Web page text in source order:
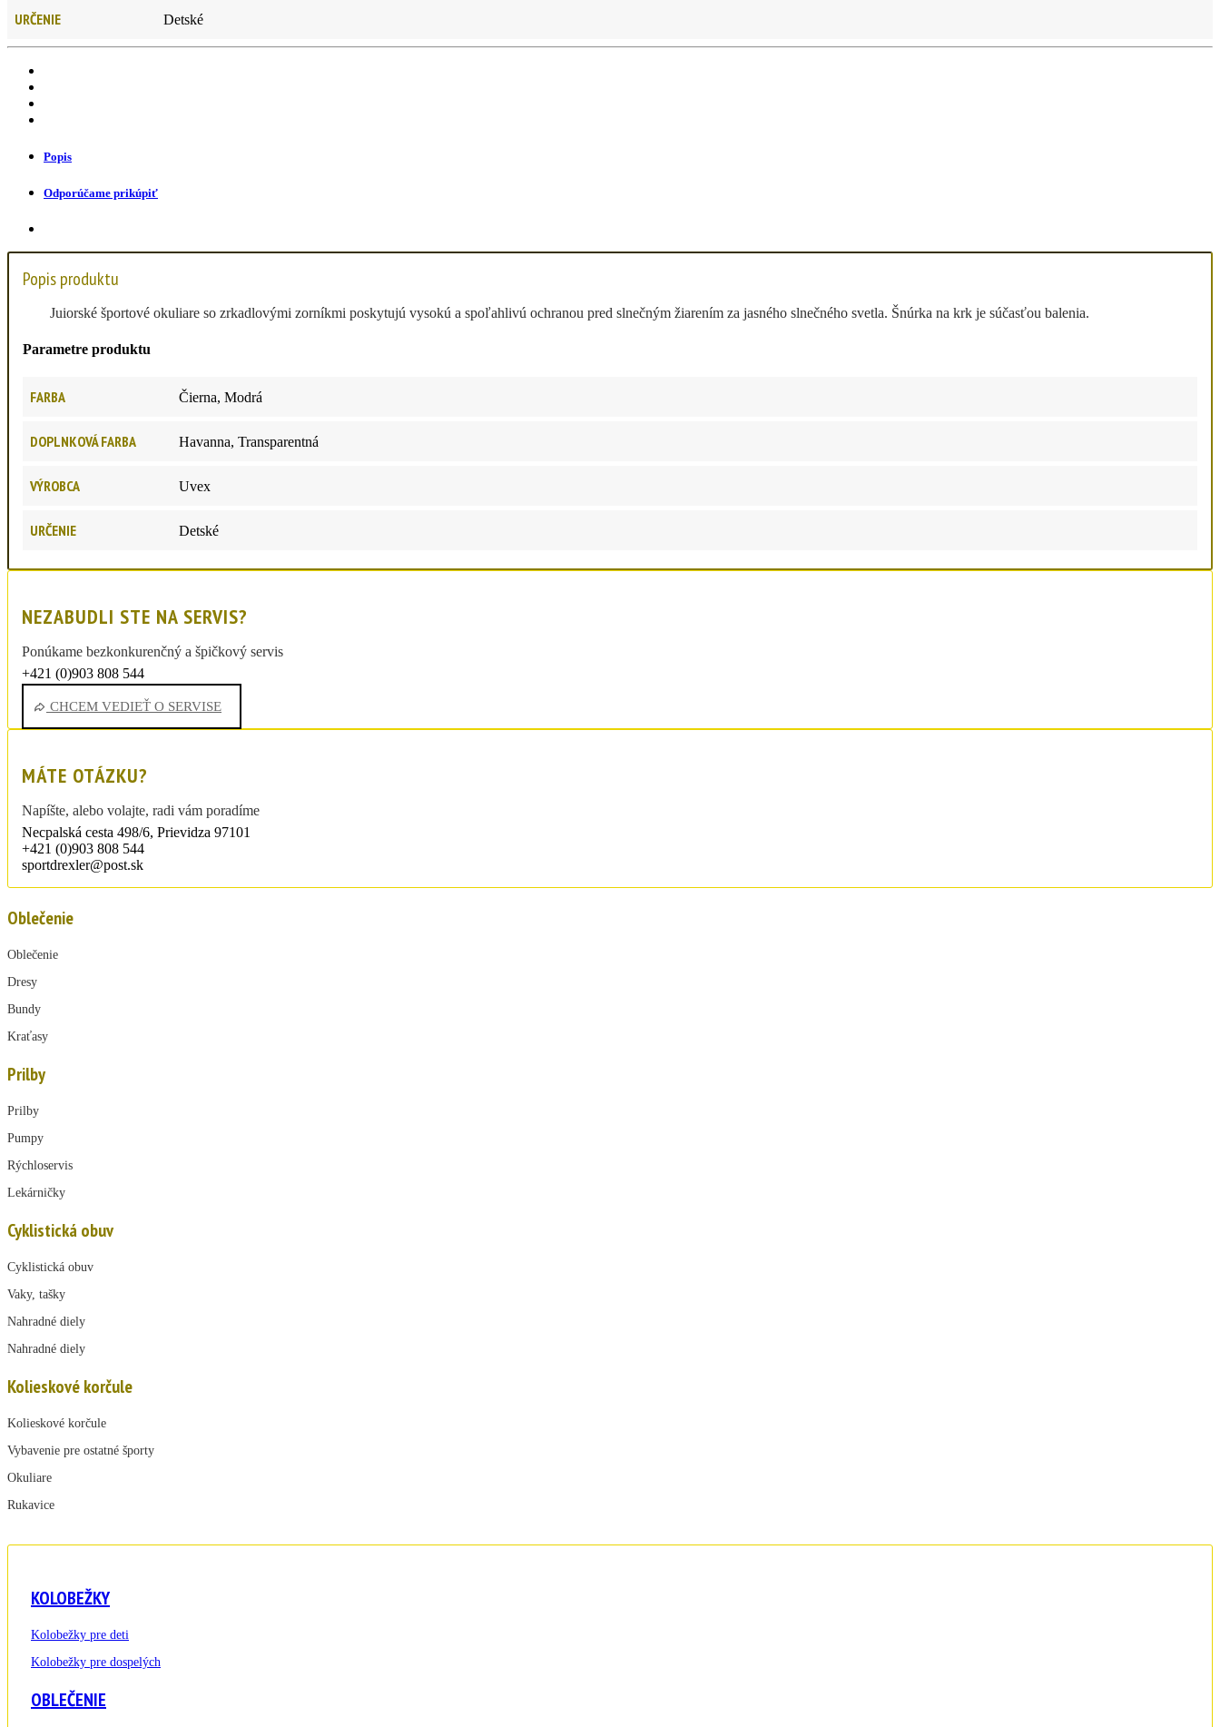
URČENIE Detské
Popis
Odporúčame prikúpiť
Popis produktu
Juiorské športové okuliare so zrkadlovými zorníkmi poskytujú vysokú a spoľahlivú ochranou pred slnečným žiarením za jasného slnečného svetla. Šnúrka na krk je súčasťou balenia.
Parametre produktu
FARBA Čierna, Modrá
DOPLNKOVÁ FARBA Havanna, Transparentná
VÝROBCA Uvex
URČENIE Detské
NEZABUDLI STE NA SERVIS?
Ponúkame bezkonkurenčný a špičkový servis
+421 (0)903 808 544
sportdrexler@post.sk
CHCEM VEDIEŤ O SERVISE
MÁTE OTÁZKU?
Napíšte, alebo volajte, radi vám poradíme
Necpalská cesta 498/6, Prievidza 97101
+421 (0)903 808 544
sportdrexler@post.sk
Oblečenie
Oblečenie
Dresy
Bundy
Kraťasy
Prilby
Prilby
Pumpy
Rýchloservis
Lekárničky
Cyklistická obuv
Cyklistická obuv
Vaky, tašky
Nahradné diely
Nahradné diely
Kolieskové korčule
Kolieskové korčule
Vybavenie pre ostatné športy
Okuliare
Rukavice
KOLOBEŽKY
Kolobežky pre deti
Kolobežky pre dospelých
OBLEČENIE